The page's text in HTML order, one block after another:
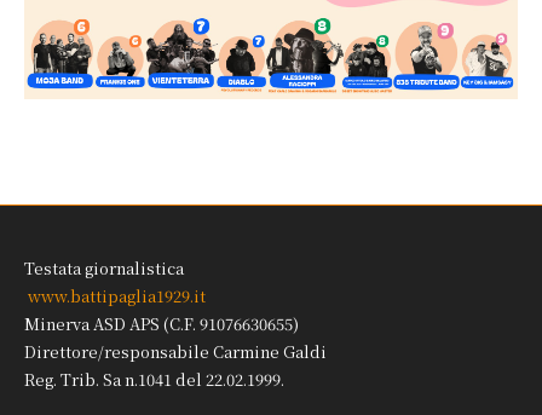
Testata giornalistica
www.battipaglia1929.it
Minerva ASD APS (C.F. 91076630655)
Direttore/responsabile Carmine Galdi
Reg. Trib. Sa n.1041 del 22.02.1999.